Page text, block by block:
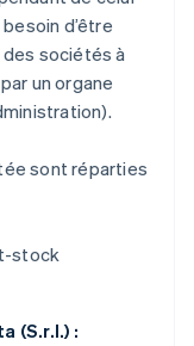
d’être
des sociétés à
un organe
sont réparties
stock
(S.r.l.) :